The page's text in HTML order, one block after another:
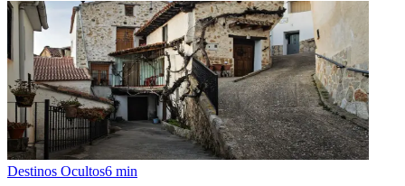
Destinos Ocultos6 min